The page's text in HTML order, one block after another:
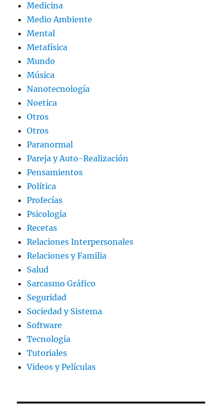
Medicina
Medio Ambiente
Mental
Metafísica
Mundo
Música
Nanotecnología
Noetica
Otros
Otros
Paranormal
Pareja y Auto-Realización
Pensamientos
Política
Profecías
Psicologia
Recetas
Relaciones Interpersonales
Relaciones y Familia
Salud
Sarcasmo Gráfico
Seguridad
Sociedad y Sistema
Software
Tecnología
Tutoriales
Videos y Películas